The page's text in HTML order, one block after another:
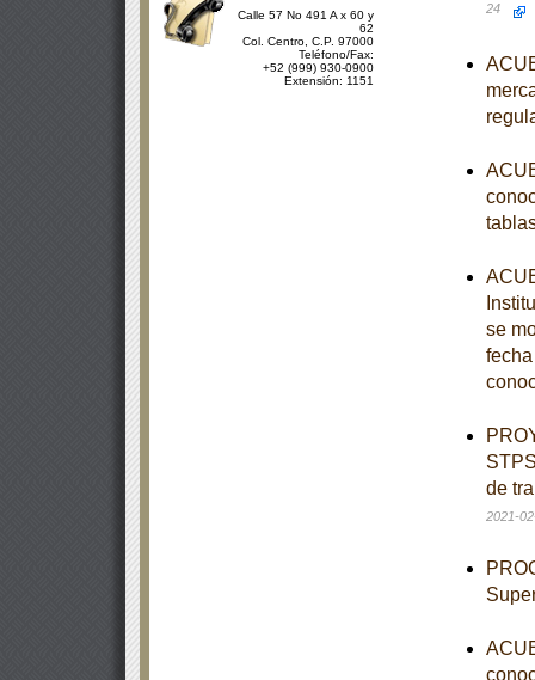
Calle 57 No 491 A x 60 y
62
Col. Centro, C.P. 97000
Teléfono/Fax:
+52 (999) 930-0900
Extensión: 1151
24
se
de
2021-